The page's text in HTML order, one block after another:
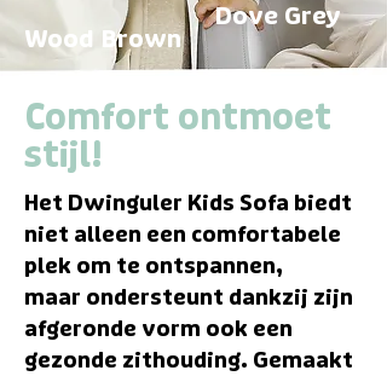
Dove Grey
Wood Brown
Comfort ontmoet
stijl!
Het Dwinguler Kids Sofa biedt
niet alleen een comfortabele
plek om te ontspannen,
maar ondersteunt dankzij zijn
afgeronde vorm ook een
gezonde zithouding. Gemaakt